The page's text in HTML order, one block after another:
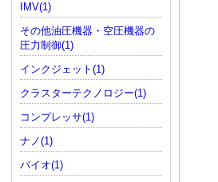
IMV(1)
その他油圧機器・空圧機器の
圧力制御(1)
インクジェット(1)
クラスターテクノロジー(1)
コンプレッサ(1)
ナノ(1)
バイオ(1)